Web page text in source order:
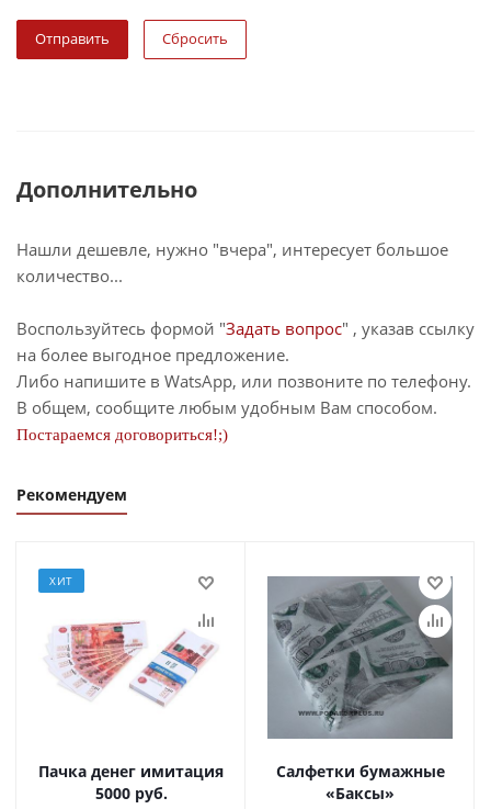
Сбросить
Дополнительно
Нашли дешевле, нужно "вчера", интересует большое
количество...
Воспользуйтесь формой "Задать вопрос" , указав ссылку
на более выгодное предложение.
Либо напишите в WatsApp, или позвоните по телефону.
В общем, сообщите любым удобным Вам способом.
Постараемся договориться!;)
Рекомендуем
ХИТ
Пачка денег имитация
5000 руб.
Салфетки бумажные
«Баксы»